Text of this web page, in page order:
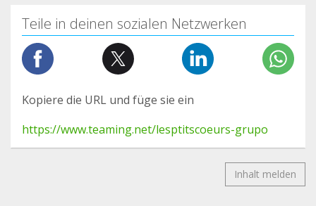
Teile in deinen sozialen Netzwerken
Kopiere die URL und füge sie ein
https://www.teaming.net/lesptitscoeurs-grupo
Inhalt melden